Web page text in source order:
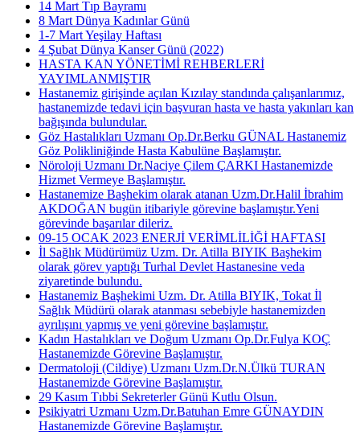
14 Mart Tıp Bayramı
8 Mart Dünya Kadınlar Günü
1-7 Mart Yeşilay Haftası
4 Şubat Dünya Kanser Günü (2022)
HASTA KAN YÖNETİMİ REHBERLERİ
YAYIMLANMIŞTIR
Hastanemiz girişinde açılan Kızılay standında çalışanlarımız,
hastanemizde tedavi için başvuran hasta ve hasta yakınları kan
bağışında bulundular.
Göz Hastalıkları Uzmanı Op.Dr.Berku GÜNAL Hastanemiz
Göz Polikliniğinde Hasta Kabulüne Başlamıştır.
Nöroloji Uzmanı Dr.Naciye Çilem ÇARKI Hastanemizde
Hizmet Vermeye Başlamıştır.
Hastanemize Başhekim olarak atanan Uzm.Dr.Halil İbrahim
AKDOĞAN bugün itibariyle görevine başlamıştır.Yeni
görevinde başarılar dileriz.
09-15 OCAK 2023 ENERJİ VERİMLİLİĞİ HAFTASI
İl Sağlık Müdürümüz Uzm. Dr. Atilla BIYIK Başhekim
olarak görev yaptığı Turhal Devlet Hastanesine veda
ziyaretinde bulundu.
Hastanemiz Başhekimi Uzm. Dr. Atilla BIYIK, Tokat İl
Sağlık Müdürü olarak atanması sebebiyle hastanemizden
ayrılışını yapmış ve yeni görevine başlamıştır.
Kadın Hastalıkları ve Doğum Uzmanı Op.Dr.Fulya KOÇ
Hastanemizde Görevine Başlamıştır.
Dermatoloji (Cildiye) Uzmanı Uzm.Dr.N.Ülkü TURAN
Hastanemizde Görevine Başlamıştır.
29 Kasım Tıbbi Sekreterler Günü Kutlu Olsun.
Psikiyatri Uzmanı Uzm.Dr.Batuhan Emre GÜNAYDIN
Hastanemizde Görevine Başlamıştır.